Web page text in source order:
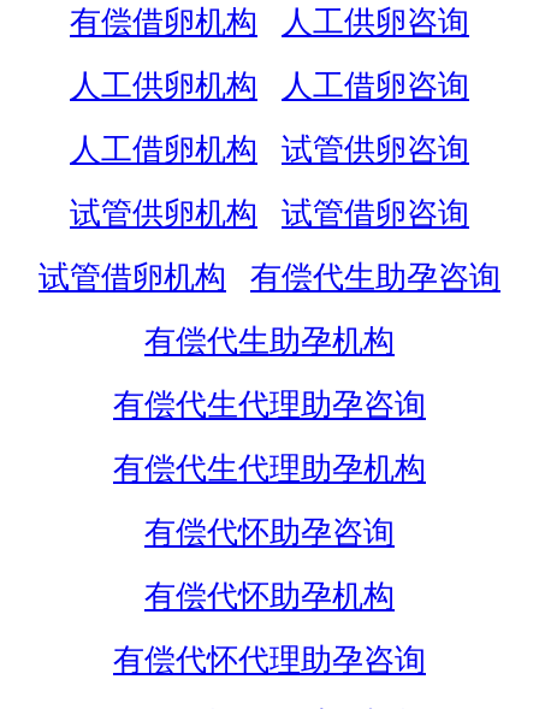
有偿借卵机构
人工供卵咨询
人工供卵机构
人工借卵咨询
人工借卵机构
试管供卵咨询
试管供卵机构
试管借卵咨询
试管借卵机构
有偿代生助孕咨询
有偿代生助孕机构
有偿代生代理助孕咨询
有偿代生代理助孕机构
有偿代怀助孕咨询
有偿代怀助孕机构
有偿代怀代理助孕咨询